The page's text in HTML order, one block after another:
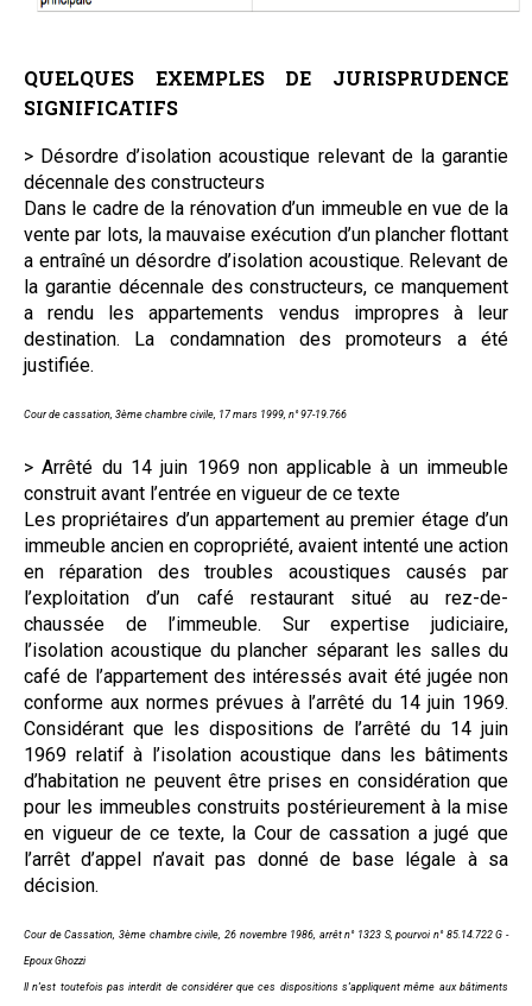
QUELQUES EXEMPLES DE JURISPRUDENCE
SIGNIFICATIFS
> Désordre d’isolation acoustique relevant de la garantie
décennale des constructeurs
Dans le cadre de la rénovation d’un immeuble en vue de la
vente par lots, la mauvaise exécution d’un plancher flottant
a entraîné un désordre d’isolation acoustique. Relevant de
la garantie décennale des constructeurs, ce manquement
a rendu les appartements vendus impropres à leur
destination. La condamnation des promoteurs a été
justifiée.
Cour de cassation, 3ème chambre civile, 17 mars 1999, n° 97-19.766
> Arrêté du 14 juin 1969 non applicable à un immeuble
construit avant l’entrée en vigueur de ce texte
Les propriétaires d’un appartement au premier étage d’un
immeuble ancien en copropriété, avaient intenté une action
en réparation des troubles acoustiques causés par
l’exploitation d’un café restaurant situé au rez-de-
chaussée de l’immeuble. Sur expertise judiciaire,
l’isolation acoustique du plancher séparant les salles du
café de l’appartement des intéressés avait été jugée non
conforme aux normes prévues à l’arrêté du 14 juin 1969.
Considérant que les dispositions de l’arrêté du 14 juin
1969 relatif à l’isolation acoustique dans les bâtiments
d’habitation ne peuvent être prises en considération que
pour les immeubles construits postérieurement à la mise
en vigueur de ce texte, la Cour de cassation a jugé que
l’arrêt d’appel n’avait pas donné de base légale à sa
décision.
Cour de Cassation, 3ème chambre civile, 26 novembre 1986, arrêt n° 1323 S, pourvoi n° 85.14.722 G -
Epoux Ghozzi
Il n’est toutefois pas interdit de considérer que ces dispositions s’appliquent même aux bâtiments